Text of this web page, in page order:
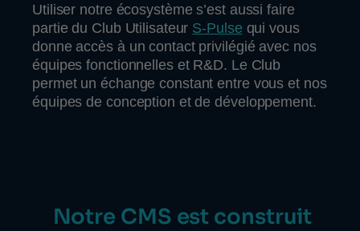
Utiliser notre écosystème s’est aussi faire
partie du Club Utilisateur S-Pulse qui vous
donne accès à un contact privilégié avec nos
équipes fonctionnelles et R&D. Le Club
permet un échange constant entre vous et nos
équipes de conception et de développement.
Notre CMS est construit